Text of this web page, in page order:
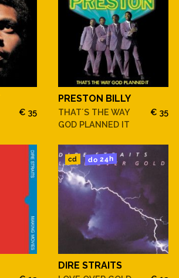
€ 35
PRESTON BILLY
THAT´S THE WAY
GOD PLANNED IT
€ 35
cd do 24h
DIRE STRAITS